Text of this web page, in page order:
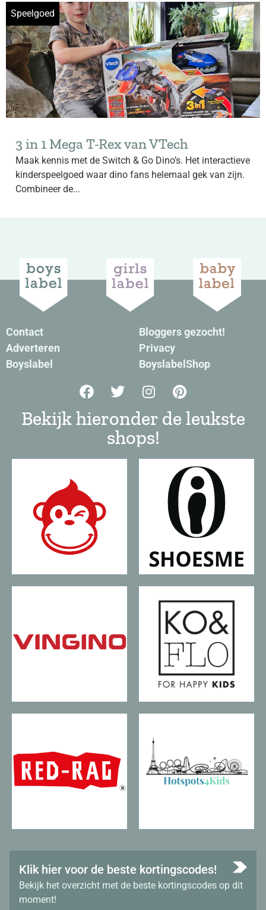
Speelgoed
3 in 1 Mega T-Rex van VTech
Maak kennis met de Switch & Go Dino’s. Het interactieve
kinderspeelgoed waar dino fans helemaal gek van zijn.
Combineer de...
Contact
Adverteren
Boyslabel
Bloggers gezocht!
Privacy
BoyslabelShop
Bekijk hieronder de leukste
shops!
Klik hier voor de beste kortingscodes!
Bekijk het overzicht met de beste kortingscodes op dit
moment!